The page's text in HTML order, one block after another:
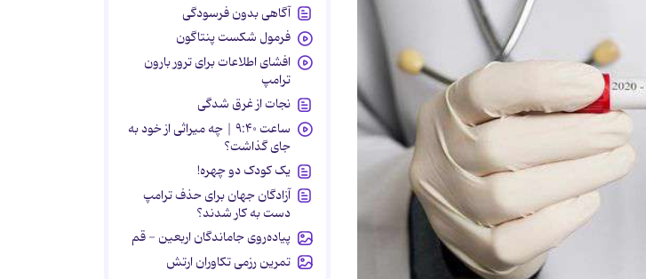
آگاهی بدون فرسودگی
فرمول شکست پنتاگون
افشای اطلاعات برای ترور بارون
ترامپ
نجات از غرق شدگی
ساعت ۹:۴۰ | چه میراثی از خود به
جای گذاشت؟
یک کودک دو چهره!
آزادگان جهان برای حذف ترامپ
دست به کار شدند؟
پیاده‌روی جاماندگان اربعین - قم
تمرین رزمی تکاوران ارتش